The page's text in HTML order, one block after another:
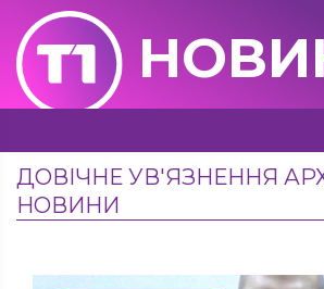
ДОВІЧНЕ УВ'ЯЗНЕННЯ
НОВИНИ